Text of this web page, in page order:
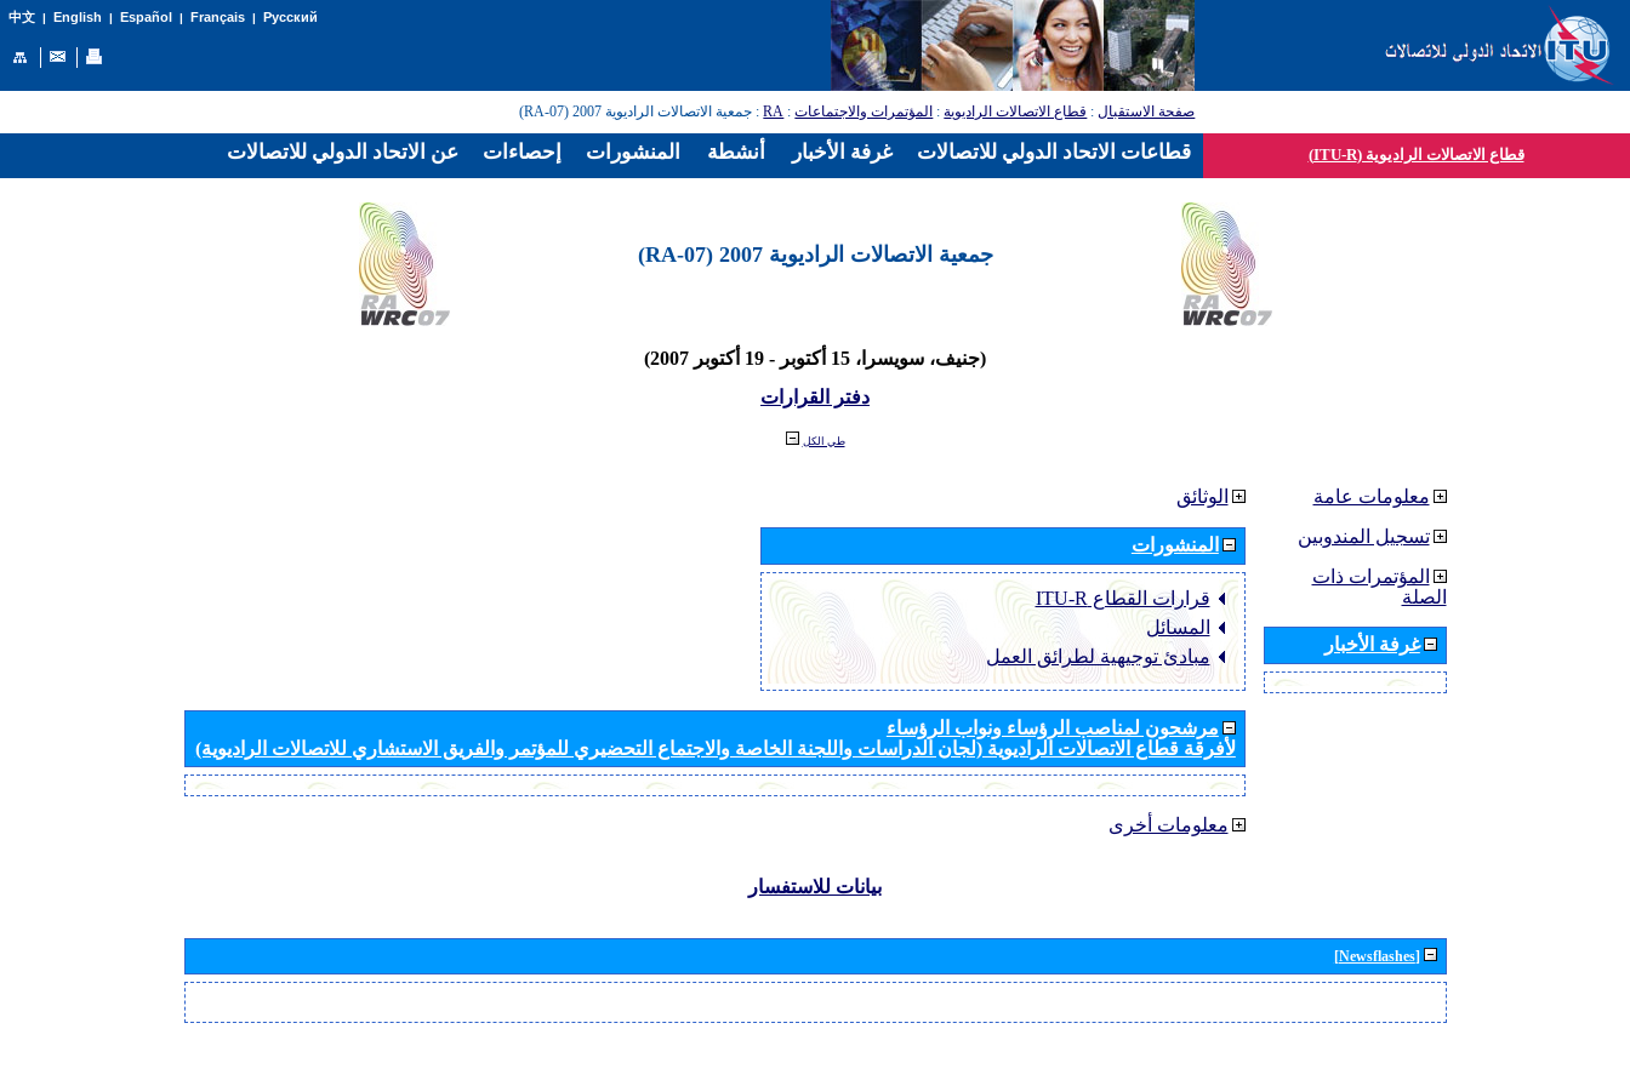
中文| English | Español | Français| Русский
صفحة الاستقبال: قطاع الاتصالات الراديوية: المؤتمرات والاجتماعات:
RA: جمعية الاتصالات الراديوية 2007 (RA-07)
قطاع الاتصالات الراديوية (ITU-R)
جمعية الاتصالات الراديوية 2007 (RA-07)
(جنيف، سويسرا، 15 أكتوبر - 19 أكتوبر 2007)
دفتر القرارات
طي الكل
الوثائق
المنشورات
قرارات القطاع ‏ITU-R
المسائل
مبادئ توجيهية لطرائق العمل
مرشحون لمناصب الرؤساء ونواب الرؤساء
لأفرقة قطاع الاتصالات الراديوية (لجان الدراسات واللجنة الخاصة والاجتماع التحضيري للمؤتمر والفريق الاستشاري للاتصالات الراديوية)
معلومات أخرى
معلومات عامة
تسجيل المندوبين
المؤتمرات ذات
الصلة
غرفة الأخبار
بيانات للاستفسار
[Newsflashes]
عن الاتحاد الدولي للاتصالات إحصاءات المنشورات أنشطة غرفة الأخبار قطاعات الاتحاد الدولي للاتصالات